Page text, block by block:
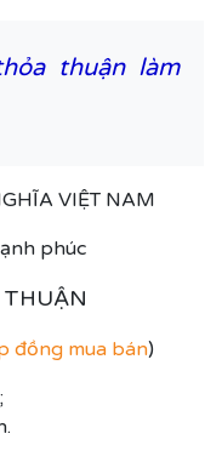
thuận làm
VIỆT NAM
phúc
đồng mua bán)
;